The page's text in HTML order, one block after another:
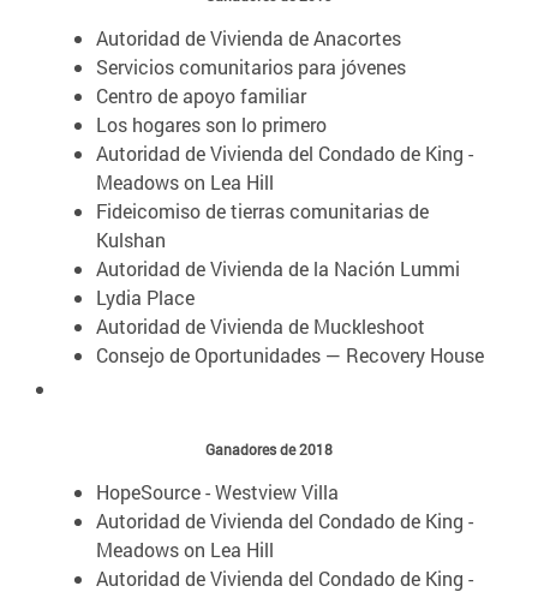
Autoridad de Vivienda de Anacortes
Servicios comunitarios para jóvenes
Centro de apoyo familiar
Los hogares son lo primero
Autoridad de Vivienda del Condado de King -
Meadows on Lea Hill
Fideicomiso de tierras comunitarias de
Kulshan
Autoridad de Vivienda de la Nación Lummi
Lydia Place
Autoridad de Vivienda de Muckleshoot
Consejo de Oportunidades — Recovery House
Ganadores de 2018
HopeSource - Westview Villa
Autoridad de Vivienda del Condado de King -
Meadows on Lea Hill
Autoridad de Vivienda del Condado de King -